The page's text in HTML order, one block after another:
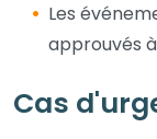
Les
approuvés
Cas